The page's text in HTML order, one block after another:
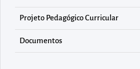
à
Projeto Pedagógico Curricular
Documentos